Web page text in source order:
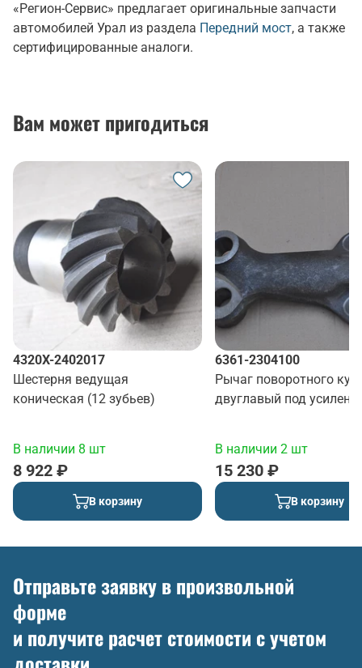
«Регион-Сервис» предлагает оригинальные запчасти
автомобилей Урал из раздела Передний мост, а также
сертифицированные аналоги.
Вам может пригодиться
4320Х-2402017
Шестерня ведущая
коническая (12 зубьев)
В наличии 8 шт
8 922 ₽
В корзину
6361-2304100
Рычаг поворотного
двуглавый под
В наличии 2 шт
15 230 ₽
В корзину
Отправьте заявку в произвольной
форме
и получите расчет стоимости с учетом